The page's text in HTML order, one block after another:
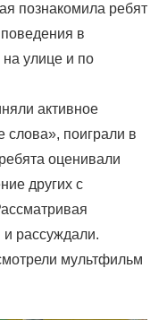
познакомила ребят
в
на улице и по
активное
слова», поиграли в
оценивали
других с
и рассуждали.
мультфильм